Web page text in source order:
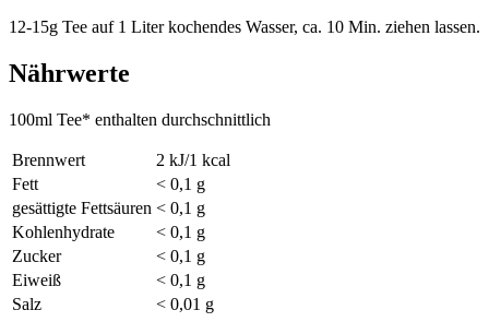
12-15g Tee auf 1 Liter kochendes Wasser, ca. 10 Min. ziehen lassen.
Nährwerte
100ml Tee* enthalten durchschnittlich
Brennwert
2 kJ/1 kcal
Fett
< 0,1 g
gesättigte Fettsäuren < 0,1 g
Kohlenhydrate
< 0,1 g
Zucker
< 0,1 g
Eiweiß
< 0,1 g
Salz
< 0,01 g